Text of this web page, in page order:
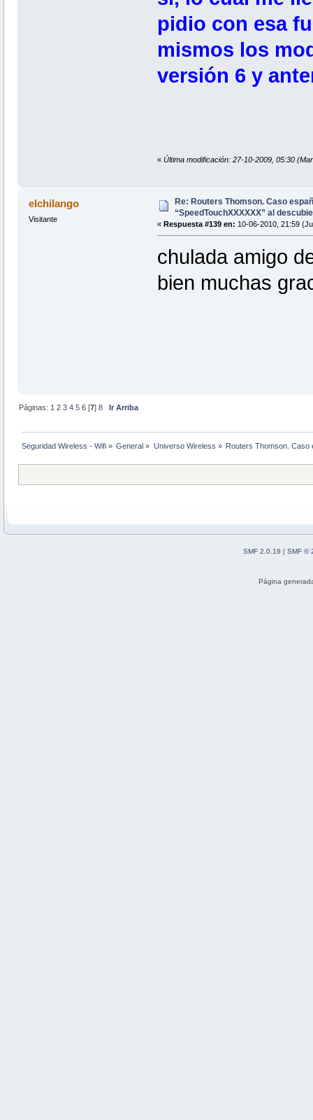
pidio con esa
mismos los
versión 6 y
« Última modificación: 27-10-2009, 05:30
elchilango
Visitante
Re: Routers Thomson. Caso
“SpeedTouchXXXXXX” al
« Respuesta #139 en: 10-06-2010, 21:59
chulada amigo
bien muchas
Páginas: 1 2 3 4 5 6 [7]8 Ir Arriba
Seguridad Wireless - Wifi » General » Universo Wireless » Routers Thomson. Caso
SMF 2.0.19 | SMF ©
Página